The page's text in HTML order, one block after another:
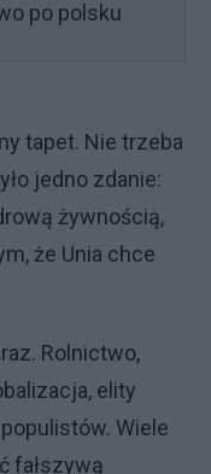
po polsku
tapet. Nie trzeba
jedno zdanie:
żywnością,
że Unia chce
Rolnictwo,
elity
Wiele
fałszywą